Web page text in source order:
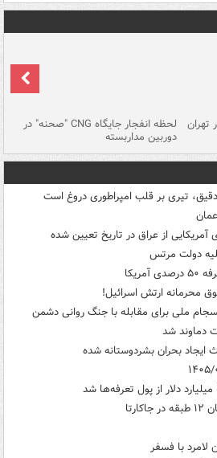
تهران لحظه انفجار جایگاه CNG "صحنه" در
دوربین مداربسته
تیری بر قلب امپراطوری دروغ است
آمریکایی از عراق در تاریخ تعیین شده
دولت مرتس
محرمانه ارتش اسرائیل!
ملی برای مقابله با جنگ روانی دشمن
دماوند شد
ایجاد بحران بشردوستانه شده
لامرد با فسفر